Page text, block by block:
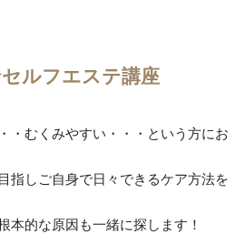
ルフエステ講座
・むくみやすい・・・という方にお
指しご自身で日々できるケア方法を
本的な原因も一緒に探します！